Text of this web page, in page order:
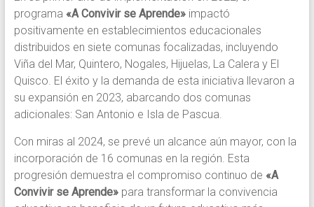
programa «A Convivir se Aprende»impactó
positivamente en establecimientos educacionales
distribuidos en siete comunas focalizadas, incluyendo
Viña del Mar, Quintero, Nogales, Hijuelas, La Calera y El
Quisco. El éxito y la demanda de esta iniciativa llevaron a
su expansión en 2023, abarcando dos comunas
adicionales: San Antonio e Isla de Pascua.
Con miras al 2024, se prevé un alcance aún mayor, con la
incorporación de 16 comunas en la región. Esta
progresión demuestra el compromiso continuo de «A
Convivir se Aprende»para transformar la convivencia